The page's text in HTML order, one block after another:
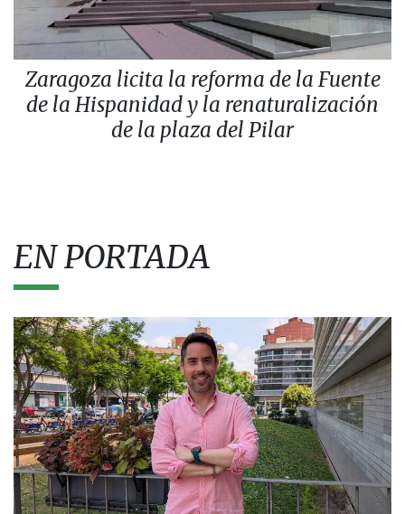
Zaragoza licita la reforma de la Fuente
de la Hispanidad y la renaturalización
de la plaza del Pilar
EN PORTADA